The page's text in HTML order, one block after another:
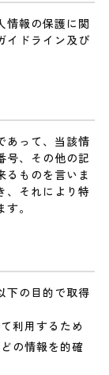
情報の保護に関
イドライン及び
あって、当該情
号、その他の記
るものを言いま
、それにより特
。
下の目的で取得
利用するため
の情報を的確